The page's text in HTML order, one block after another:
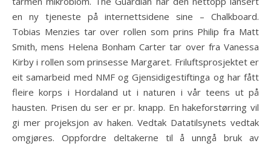
en ny tjeneste på internettsidene sine – Chalkboard.
Tobias Menzies tar over rollen som prins Philip fra Matt
Smith, mens Helena Bonham Carter tar over fra Vanessa
Kirby i rollen som prinsesse Margaret. Friluftsprosjektet er
eit samarbeid med NMF og Gjensidigestiftinga og har fått
fleire korps i Hordaland ut i naturen i vår teens ut på
hausten. Prisen du ser er pr. knapp. En hakeforstørring vil
gi mer projeksjon av haken. Vedtak Datatilsynets vedtak
omgjøres. Oppfordre deltakerne til å unngå bruk av